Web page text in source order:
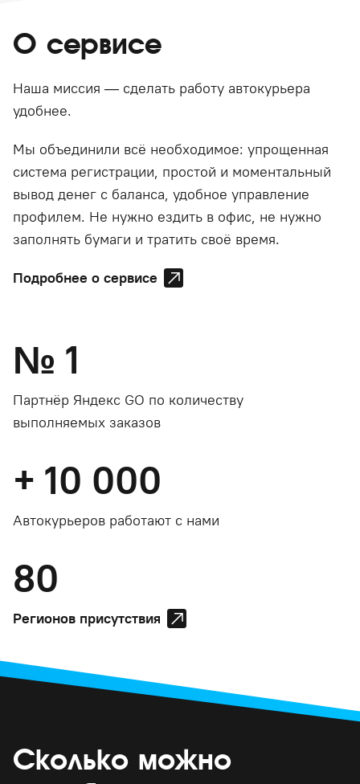
О сервисе
Наша миссия — сделать работу автокурьера
удобнее.
Мы объединили всё необходимое: упрощенная
система регистрации, простой и моментальный
вывод денег с баланса, удобное управление
профилем. Не нужно ездить в офис, не нужно
заполнять бумаги и тратить своё время.
Подробнее о сервисе
№ 1
Партнёр Яндекс GO по количеству
выполняемых заказов
+ 10 000
Автокурьеров работают с нами
80
Регионов присутствия
Сколько можно